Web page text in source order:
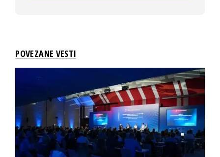
POVEZANE VESTI